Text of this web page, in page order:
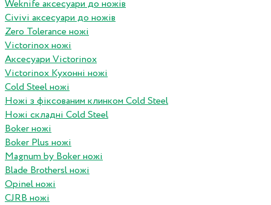
Weknife аксесуари до ножів
Civivi аксесуари до ножів
Zero Tolerance ножі
Victorinox ножі
Аксесуари Victorinox
Victorinox Кухонні ножі
Cold Steel ножі
Ножі з фіксованим клинком Cold Steel
Ножі складні Cold Steel
Boker ножі
Boker Plus ножі
Magnum by Boker ножі
Blade Brothersl ножі
Opinel ножі
CJRB ножі